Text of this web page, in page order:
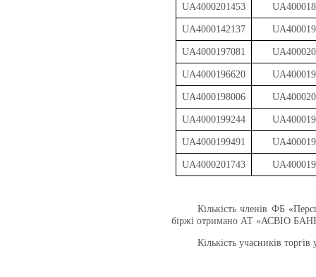
UA4000201453
UA4000142137
UA4000197081
UA4000196620
UA4000198006
UA4000199244
UA4000199491
UA4000201743
Кількість членів ФБ
біржі отримано АТ «АСВІО
Кількість учасників